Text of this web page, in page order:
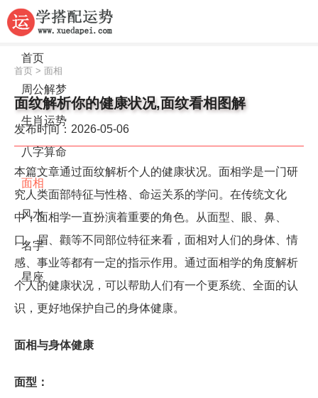
首页
周公解梦
生肖运势
八字算命
面相
风水
名字
星座
首页 > 面相
面纹解析你的健康状况,面纹看相图解
发布时间：2026-05-06
本篇文章通过面纹解析个人的健康状况。面相学是一门研
究人类面部特征与性格、命运关系的学问。在传统文化
中，面相学一直扮演着重要的角色。从面型、眼、鼻、
口、眉、颧等不同部位特征来看，面相对人们的身体、情
感、事业等都有一定的指示作用。通过面相学的角度解析
个人的健康状况，可以帮助人们有一个更系统、全面的认
识，更好地保护自己的身体健康。
面相与身体健康
面型：